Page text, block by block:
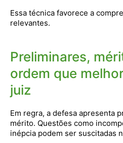
Essa técnica favorece a
relevantes.
Preliminares,
ordem que
juiz
Em regra, a defesa apresenta
mérito. Questões como
inépcia podem ser suscitadas